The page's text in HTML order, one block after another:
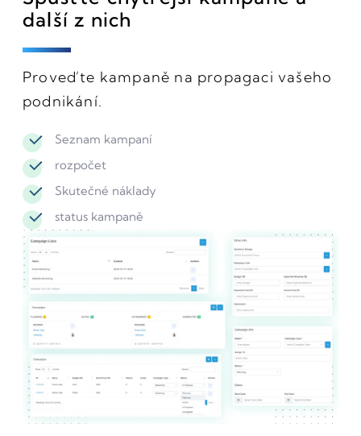
další z nich
Proveďte kampaně na propagaci vašeho
podnikání.
Seznam kampaní
rozpočet
Skutečné náklady
status kampaně